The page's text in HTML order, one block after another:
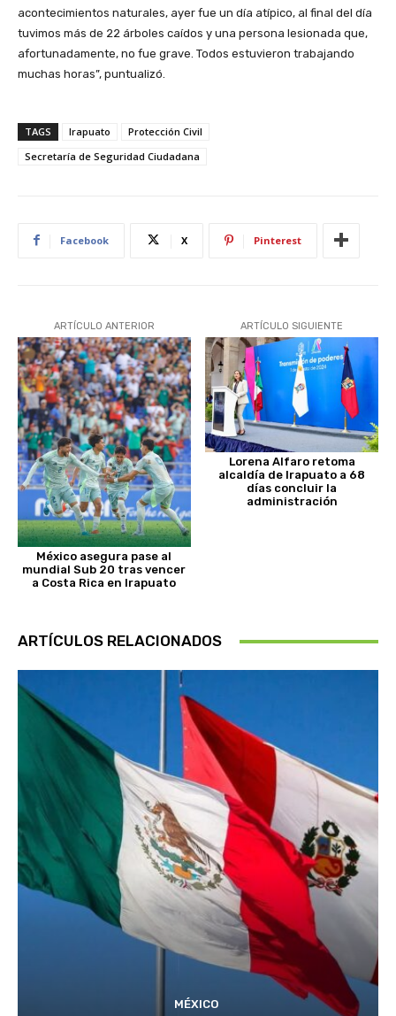
acontecimientos naturales, ayer fue un día atípico, al final del día
tuvimos más de 22 árboles caídos y una persona lesionada que,
afortunadamente, no fue grave. Todos estuvieron trabajando
muchas horas”, puntualizó.
TAGS Irapuato
Protección Civil
Secretaría de Seguridad Ciudadana
Facebook X Pinterest
ARTÍCULO ANTERIOR
México asegura pase al
mundial Sub 20 tras vencer
a Costa Rica en Irapuato
ARTÍCULO SIGUIENTE
Lorena Alfaro retoma
alcaldía de Irapuato a 68
días concluir la
administración
ARTÍCULOS RELACIONADOS
MÉXICO